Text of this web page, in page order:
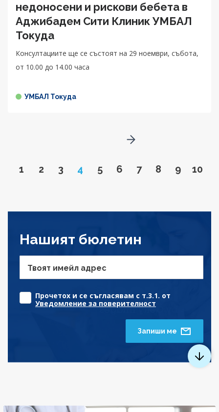
недоносени и рискови бебета в
Аджибадем Сити Клиник УМБАЛ
Токуда
Консултациите ще се състоят на 29 ноември, събота,
от 10.00 до 14.00 чaса
УМБАЛ Токуда
Go to page
1 Go to page
2 Go to page
3 Page
4 Go to page
5 Go to page
6 Go to page
7 Go to page
8 Go to
9 Go
10
Go to next page
Нашият бюлетин
Твоят имейл адрес
Прочетох и се съгласявам с т.3.1. от
Уведомление за поверителност
Запиши ме